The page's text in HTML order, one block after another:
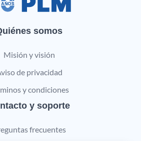
somos
Misión y visión
de privacidad
y condiciones
y soporte
frecuentes